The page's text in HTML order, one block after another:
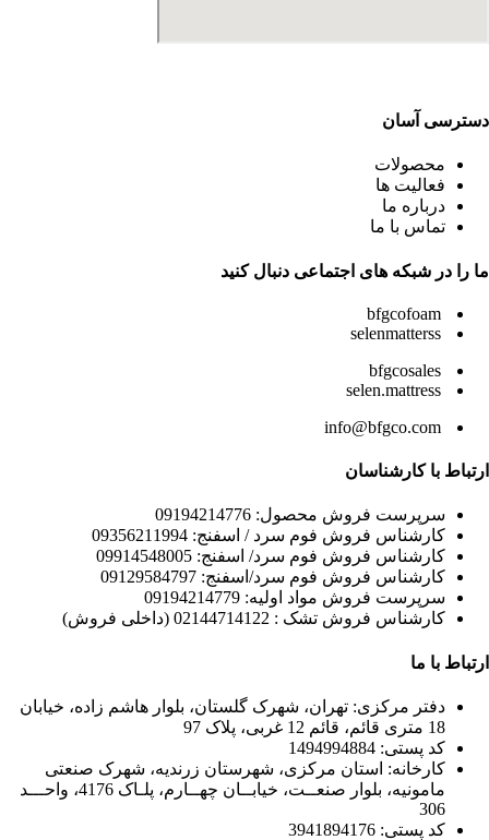
دسترسی آسان
محصولات
فعالیت ها
درباره ما
تماس با ما
ما را در شبکه های اجتماعی دنبال کنید
bfgcofoam
selenmatterss
bfgcosales
selen.mattress
info@bfgco.com
ارتباط با کارشناسان
سرپرست فروش محصول: 09194214776
کارشناس فروش فوم سرد / اسفنج: 09356211994
کارشناس فروش فوم سرد/ اسفنج: 09914548005
کارشناس فروش فوم سرد/اسفنج: 09129584797
سرپرست فروش مواد اولیه: 09194214779
کارشناس فروش تشک : 02144714122 (داخلی فروش)
ارتباط با ما
دفتر مرکزی: تهران، شهرک گلستان، بلوار هاشم زاده، خیابان
18 متری قائم، قائم 12 غربی، پلاک 97
کد پستی: 1494994884
کارخانه: استان مرکزی، شهرستان زرندیه، شهرک صنعتی
مامونیه، بلوار صنعــت، خیابــان چهــارم، پلـاک 4176، واحـــد
306
کد پستی: 3941894176